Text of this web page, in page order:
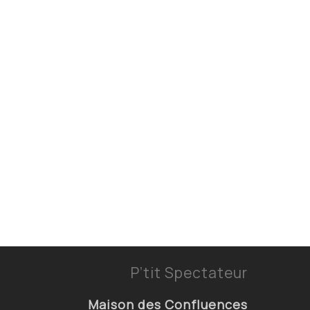
P’tit Spectateur
Maison des Confluences